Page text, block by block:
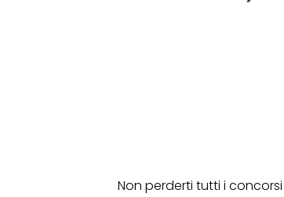
Non perderti tutti i